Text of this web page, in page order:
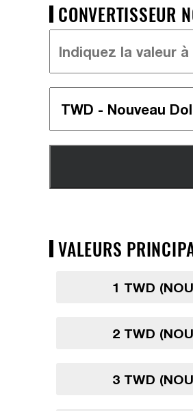
CONVERTISSEUR
VALEURS
1 TWD
2 TWD
3 TWD